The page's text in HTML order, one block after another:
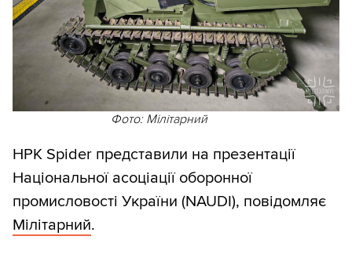
Фото: Мілітарний
НРК Spider представили на презентації
Національної асоціації оборонної
промисловості України (NAUDI), повідомляє
Мілітарний.